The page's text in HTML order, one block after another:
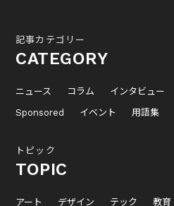
記事カテゴリー
CATEGORY
ニュース コラム インタビュー
Sponsored
イベント 用語集
トピック
TOPIC
アート デザイン テック 教育